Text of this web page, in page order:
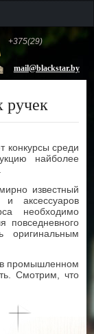
+375(29)
mail@blackstar.by
ручек
конкурсы среди
найболее
известный
и аксессуаров
необходимо
повседневного
оригинальным
промышленном
Смотрим, что